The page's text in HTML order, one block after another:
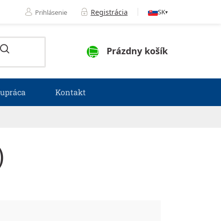
Prihlásenie Registrácia SK▾
NÁKUPNÝ KOŠÍK
Prázdny košík
Kontakt